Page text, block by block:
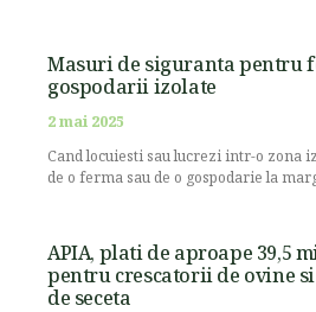
Masuri de siguranta pentru
gospodarii izolate
2 mai 2025
Cand locuiesti sau lucrezi intr-o zona
de o ferma sau de o gospodarie la
APIA, plati de aproape 39,5
pentru crescatorii de ovine
de seceta